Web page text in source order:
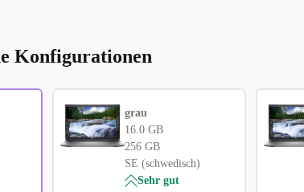
Konfigurationen
grau
16.0 GB
256 GB
SE (schwedisch)
Sehr gut